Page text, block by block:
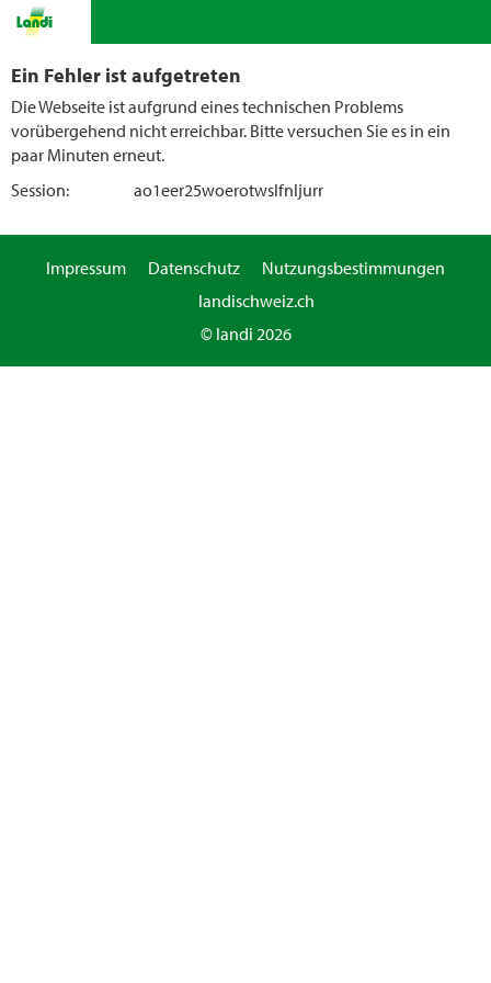
Ein Fehler ist aufgetreten
Die Webseite ist aufgrund eines technischen Problems
vorübergehend nicht erreichbar. Bitte versuchen Sie es in ein
paar Minuten erneut.
Session:
ao1eer25woerotwslfnljurr
Impressum Datenschutz
Nutzungsbestimmungen
landischweiz.ch
© landi 2026